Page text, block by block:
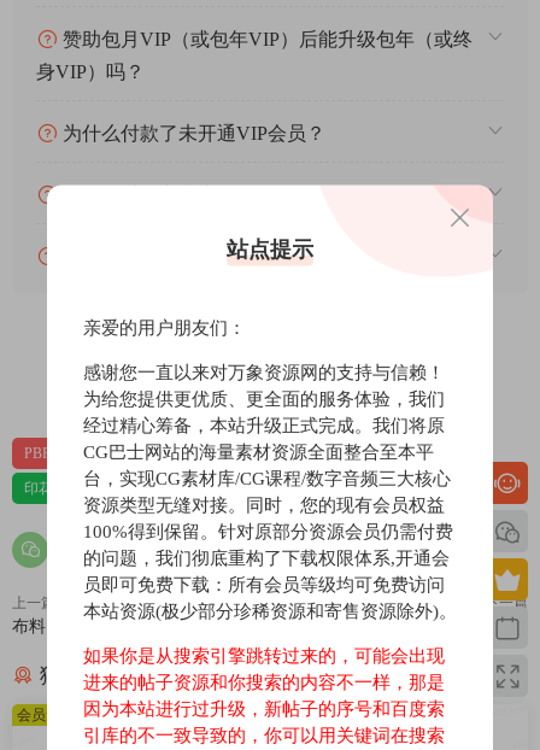
赞助包月VIP（或包年VIP）后能升级包年（或终
身VIP）吗？
为什么付款了未开通VIP会员？
VIP会员剩余时间查询？
0 0
PBR-布料 PBR材质（在线预览）
印花，亚麻，针织，仿皮，布匹，家纺，绒布 材质贴图
上一篇
布料107
下一篇
布料105
猜你喜欢
会员免费 会员免费
站点提示
亲爱的用户朋友们：
感谢您一直以来对万象资源网的支持与信赖！
为给您提供更优质、更全面的服务体验，我们
经过精心筹备，本站升级正式完成。我们将原
CG巴士网站的海量素材资源全面整合至本平
台，实现CG素材库/CG课程/数字音频三大核心
资源类型无缝对接。同时，您的现有会员权益
100%得到保留。针对原部分资源会员仍需付费
的问题，我们彻底重构了下载权限体系,开通会
员即可免费下载：所有会员等级均可免费访问
本站资源(极少部分珍稀资源和寄售资源除外)。
如果你是从搜索引擎跳转过来的，可能会出现
进来的帖子资源和你搜索的内容不一样，那是
因为本站进行过升级，新帖子的序号和百度索
引库的不一致导致的，你可以用关键词在搜索